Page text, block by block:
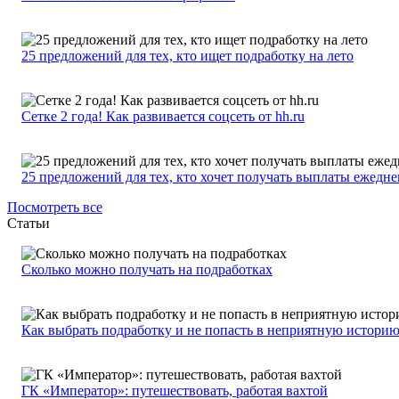
25 предложений для тех, кто ищет подработку на лето
Сетке 2 года! Как развивается соцсеть от hh.ru
25 предложений для тех, кто хочет получать выплаты
Посмотреть все
Статьи
Сколько можно получать на подработках
Как выбрать подработку и не попасть в неприятную историю
ГК «Император»: путешествовать, работая вахтой